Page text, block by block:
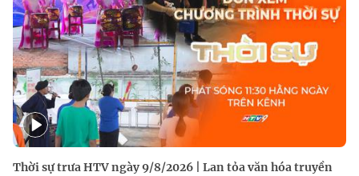
Thời sự trưa HTV ngày 9/8/2026 | Lan tỏa văn hóa truyền